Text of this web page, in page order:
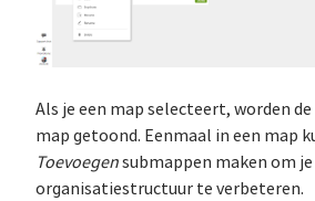
Als je een map selecteert, worden
map getoond. Eenmaal in een map
Toevoegensubmappen maken om je
organisatiestructuur te verbeteren.